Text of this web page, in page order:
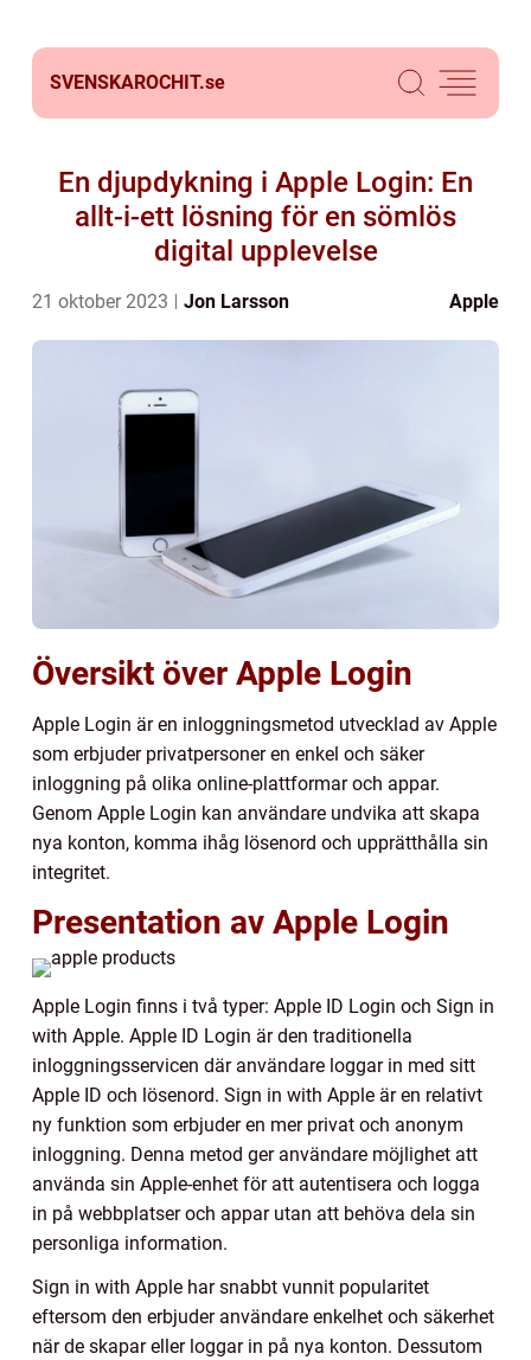
SVENSKAROCHIT.se
En djupdykning i Apple Login: En
allt-i-ett lösning för en sömlös
digital upplevelse
21 oktober 2023 Jon Larsson Apple
Översikt över Apple Login
Apple Login är en inloggningsmetod utvecklad av Apple
som erbjuder privatpersoner en enkel och säker
inloggning på olika online-plattformar och appar.
Genom Apple Login kan användare undvika att skapa
nya konton, komma ihåg lösenord och upprätthålla sin
integritet.
Presentation av Apple Login
Apple Login finns i två typer: Apple ID Login och Sign in
with Apple. Apple ID Login är den traditionella
inloggningsservicen där användare loggar in med sitt
Apple ID och lösenord. Sign in with Apple är en relativt
ny funktion som erbjuder en mer privat och anonym
inloggning. Denna metod ger användare möjlighet att
använda sin Apple-enhet för att autentisera och logga
in på webbplatser och appar utan att behöva dela sin
personliga information.
Sign in with Apple har snabbt vunnit popularitet
eftersom den erbjuder användare enkelhet och säkerhet
när de skapar eller loggar in på nya konton. Dessutom